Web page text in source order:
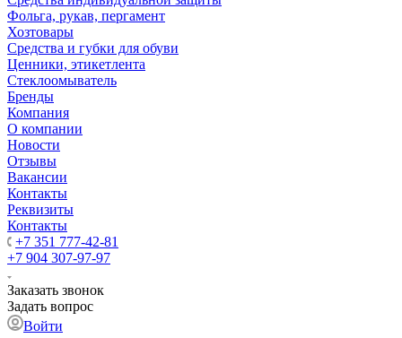
Фольга, рукав, пергамент
Хозтовары
Средства и губки для обуви
Ценники, этикетлента
Стеклоомыватель
Бренды
Компания
О компании
Новости
Отзывы
Вакансии
Контакты
Реквизиты
Контакты
+7 351 777-42-81
+7 904 307-97-97
Заказать звонок
Задать вопрос
Войти